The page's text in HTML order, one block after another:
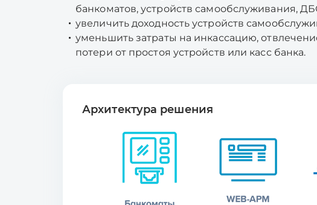
банкоматов, устройств самообслуживания,
увеличить доходность устройств
уменьшить затраты на инкассацию,
потери от простоя устройств или касс банка.
Архитектура решения